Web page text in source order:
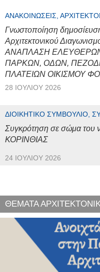
ΑΝΑΚΟΙΝΏΣΕΙΣ,
Γνωστοποίηση
Αρχιτεκτονικού
ΑΝΑΠΛΑΣΗ
ΠΑΡΚΩΝ, ΟΔΩΝ,
ΠΛΑΤΕΙΩΝ ΟΙΚΙΣΜΟΥ
28 ΙΟΥΛΊΟΥ 2026
ΔΙΟΙΚΗΤΙΚΌ ΣΥΜΒΟΎΛΙΟ,
Συγκρότηση σε σώμα
ΚΟΡΙΝΘΙΑΣ
24 ΙΟΥΛΊΟΥ 2026
ΘΕΜΑΤΑ